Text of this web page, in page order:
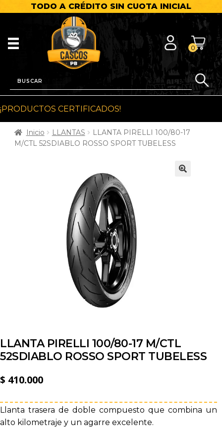
TODO A CRÉDITO SIN CUOTA INICIAL
0
¡PRODUCTOS CERTIFICADOS!
Inicio LLANTAS
LLANTA PIRELLI 100/80-17
M/CTL 52SDIABLO ROSSO SPORT TUBELESS
LLANTA PIRELLI 100/80-17 M/CTL
52SDIABLO ROSSO SPORT TUBELESS
$ 410.000
Llanta trasera de doble compuesto que combina un
alto kilometraje y un agarre excelente.